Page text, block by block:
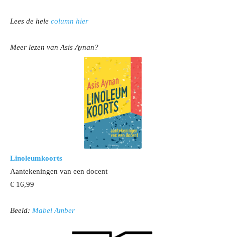
Lees de hele column hier
Meer lezen van Asis Aynan?
Linoleumkoorts
Aantekeningen van een docent
€ 16,99
Beeld: Mabel Amber